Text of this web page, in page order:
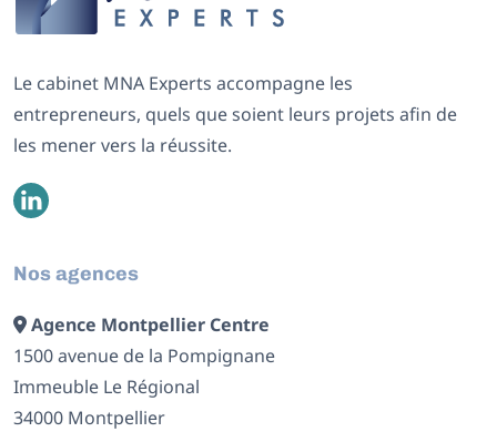
Le cabinet MNA Experts accompagne les
entrepreneurs, quels que soient leurs projets afin de
les mener vers la réussite.
Nos agences
Agence Montpellier Centre
1500 avenue de la Pompignane
Immeuble Le Régional
34000 Montpellier